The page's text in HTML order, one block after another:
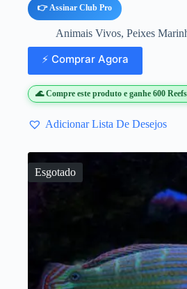
👉 Assinar Club Pro
Animais Vivos, Peixes
⚡ Comprar Agora
🌊 Compre este produto e ganhe 600 Reefs
Adicionar Lista De Desejos
Esgotado